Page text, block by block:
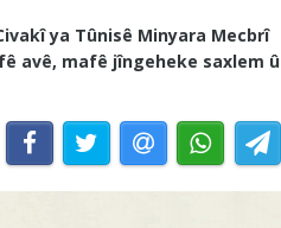
ya Tûnisê Minyara Mecbrî
avê, mafê jîngeheke saxlem û